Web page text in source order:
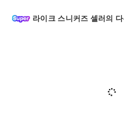
라이크 스니커즈 셀러의